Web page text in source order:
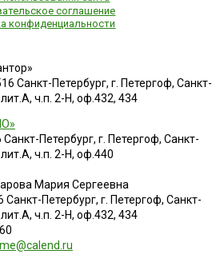
соглашение
конфиденциальности
Санкт-Петербург, г. Петергоф, Санкт-
ч.п. 2-Н, оф.432, 434
Петербург, г. Петергоф, Санкт-
ч.п. 2-Н, оф.440
Мария Сергеевна
Санкт-Петербург, г. Петергоф, Санкт-
ч.п. 2-Н, оф.432, 434